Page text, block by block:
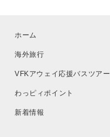
ホーム
海外旅行
VFKアウェイ応援バスツアー
わっピィポイント
新着情報